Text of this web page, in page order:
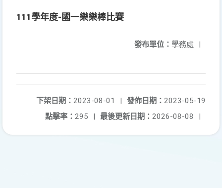
111學年度-國一樂樂棒比賽
發布單位： 學務處 |
發佈日期： 2023-05-19
下架日期： 2023-08-01
|
最後更新日期： 2026-08-08 |
點擊率： 295 |